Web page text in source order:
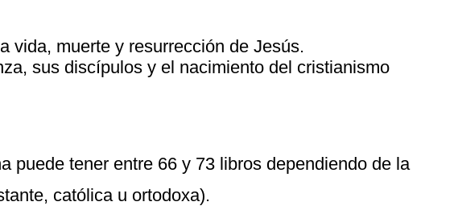
vida, muerte y resurrección de Jesús.
sus discípulos y el nacimiento del cristianismo
puede tener entre 66 y 73 libros dependiendo de la
católica u ortodoxa).